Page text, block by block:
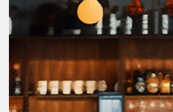
ลิ
สต์
ของ
คุณ